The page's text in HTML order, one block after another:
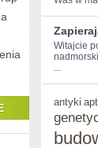
Witajcie
...
antyki